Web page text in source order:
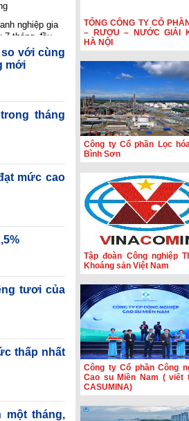
nghiệp gia
7 tháng đầu
nối thị
kiến tạo hệ
trợ Việt Nam -
tế 2 con số là
so với cùng
mới
tháng
mức cao
tươi của
thấp nhất
một tháng,
TỔNG CÔNG TY CỔ
– RƯỢU – NƯỚC GIẢI
HÀ NỘI
Công ty Cổ phần Lọc
Bình Sơn
Tập đoàn Công nghiệp
Khoáng sản Việt Nam
Công ty Cổ phần Công
Cao su Miền Nam ( viết
CASUMINA)